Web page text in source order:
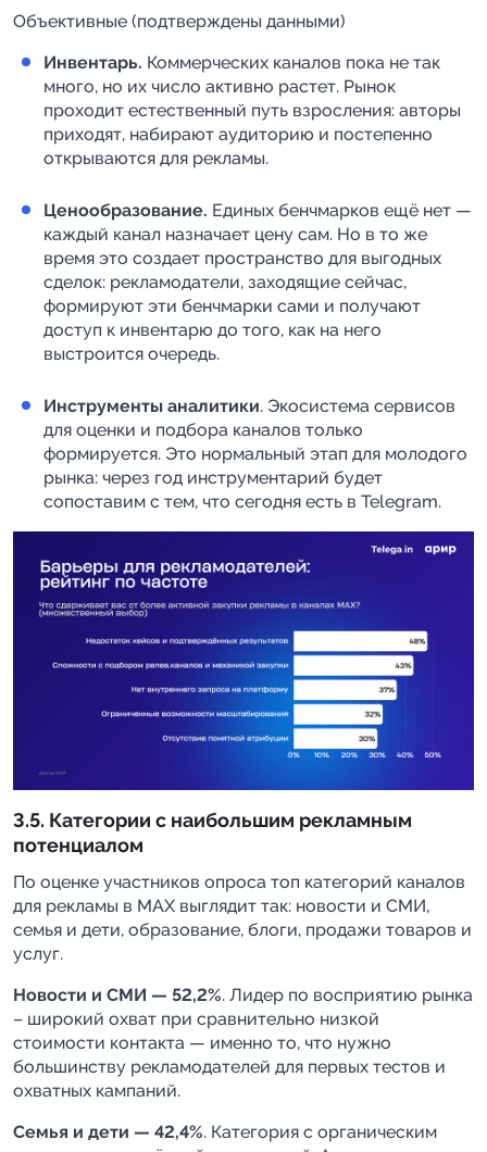
Объективные (подтверждены данными)
Инвентарь. Коммерческих каналов пока не так
много, но их число активно растет. Рынок
проходит естественный путь взросления: авторы
приходят, набирают аудиторию и постепенно
открываются для рекламы.
Ценообразование. Единых бенчмарков ещё нет —
каждый канал назначает цену сам. Но в то же
время это создает пространство для выгодных
сделок: рекламодатели, заходящие сейчас,
формируют эти бенчмарки сами и получают
доступ к инвентарю до того, как на него
выстроится очередь.
Инструменты аналитики. Экосистема сервисов
для оценки и подбора каналов только
формируется. Это нормальный этап для молодого
рынка: через год инструментарий будет
сопоставим с тем, что сегодня есть в Telegram.
3.5. Категории с наибольшим рекламным
потенциалом
По оценке участников опроса топ категорий каналов
для рекламы в MAX выглядит так: новости и СМИ,
семья и дети, образование, блоги, продажи товаров и
услуг.
Новости и СМИ — 52,2%. Лидер по восприятию рынка
– широкий охват при сравнительно низкой
стоимости контакта — именно то, что нужно
большинству рекламодателей для первых тестов и
охватных кампаний.
Семья и дети — 42,4%. Категория с органическим